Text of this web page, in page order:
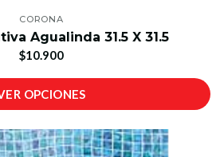
CORONA
Agualinda 31.5 X 31.5
$10.900
OPCIONES